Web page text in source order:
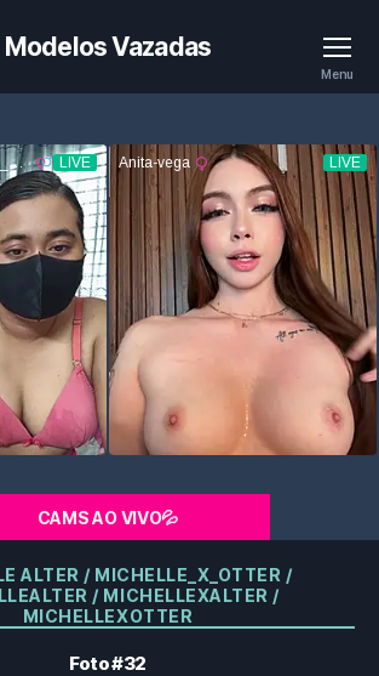
Modelos Vazadas
Menu
CAMS AO VIVO💦
Categorias
ALTER / MICHELLE_X_OTTER /
/ MICHELLEXALTER /
MICHELLEXOTTER
Foto #32